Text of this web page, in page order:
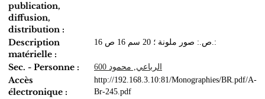
publication,
diffusion,
distribution :
Description
matérielle :
16 ص.: صور ملونة ؛ 20 سم 16 ص.:
Sec. - Personne : الرباعي, محمود 600
Accès
électronique :
http://192.168.3.10:81/Monographies/BR.pdf/A-
Br-245.pdf